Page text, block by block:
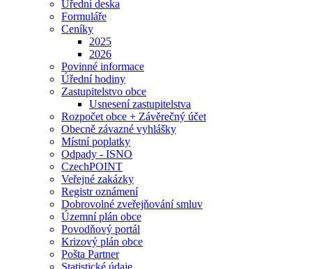
Úřední deska
Formuláře
Ceníky
2025
2026
Povinné informace
Úřední hodiny
Zastupitelstvo obce
Usnesení zastupitelstva
Rozpočet obce + Závěrečný účet
Obecně závazné vyhlášky
Místní poplatky
Odpady - ISNO
CzechPOINT
Veřejné zakázky
Registr oznámení
Dobrovolné zveřejňování smluv
Územní plán obce
Povodňový portál
Krizový plán obce
Pošta Partner
Statistické údaje